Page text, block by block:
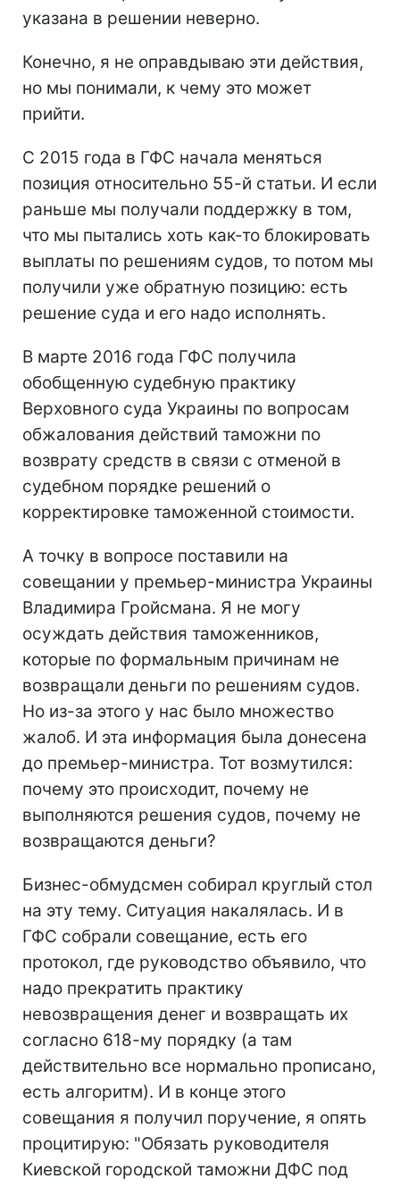
указана в решении неверно.
Конечно, я не оправдываю эти действия,
но мы понимали, к чему это может
прийти.
С 2015 года в ГФС начала меняться
позиция относительно 55-й статьи. И если
раньше мы получали поддержку в том,
что мы пытались хоть как-то блокировать
выплаты по решениям судов, то потом мы
получили уже обратную позицию: есть
решение суда и его надо исполнять.
В марте 2016 года ГФС получила
обобщенную судебную практику
Верховного суда Украины по вопросам
обжалования действий таможни по
возврату средств в связи с отменой в
судебном порядке решений о
корректировке таможенной стоимости.
А точку в вопросе поставили на
совещании у премьер-министра Украины
Владимира Гройсмана. Я не могу
осуждать действия таможенников,
которые по формальным причинам не
возвращали деньги по решениям судов.
Но из-за этого у нас было множество
жалоб. И эта информация была донесена
до премьер-министра. Тот возмутился:
почему это происходит, почему не
выполняются решения судов, почему не
возвращаются деньги?
Бизнес-обмудсмен собирал круглый стол
на эту тему. Ситуация накалялась. И в
ГФС собрали совещание, есть его
протокол, где руководство объявило, что
надо прекратить практику
невозвращения денег и возвращать их
согласно 618-му порядку (а там
действительно все нормально прописано,
есть алгоритм). И в конце этого
совещания я получил поручение, я опять
процитирую: "Обязать руководителя
Киевской городской таможни ДФС под